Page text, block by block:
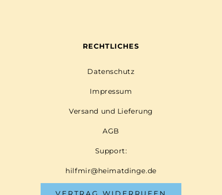
RECHTLICHES
Datenschutz
Impressum
Versand und Lieferung
AGB
Support:
hilfmir@heimatdinge.de